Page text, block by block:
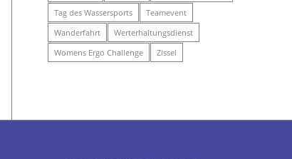
Tag des Wassersports
Teamevent
Wanderfahrt
Werterhaltungsdienst
Womens Ergo Challenge
Zissel